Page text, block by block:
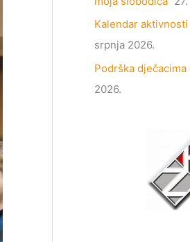
Kalendar
srpnja 2026.
Podrška dječacima
2026.